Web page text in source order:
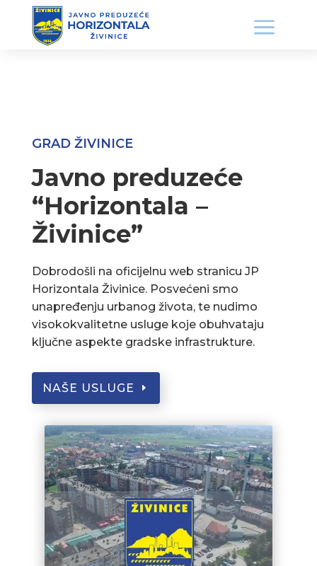
GRAD ŽIVINICE
Javno preduzeće
“Horizontala –
Živinice”
Dobrodošli na oficijelnu web stranicu JP
Horizontala Živinice. Posvećeni smo
unapređenju urbanog života, te nudimo
visokokvalitetne usluge koje obuhvataju
ključne aspekte gradske infrastrukture.
NAŠE USLUGE